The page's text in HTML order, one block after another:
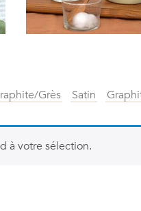
Grès Satin
à votre sélection.